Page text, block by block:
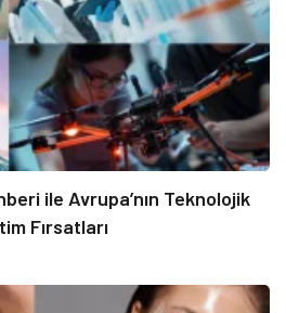
ile Avrupa’nın Teknolojik
Fırsatları